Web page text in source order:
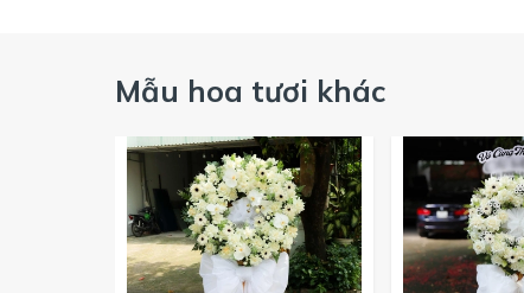
Mẫu hoa tươi khác